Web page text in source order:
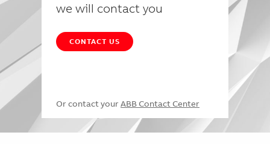
we will contact you
CONTACT US
Or contact your ABB Contact Center